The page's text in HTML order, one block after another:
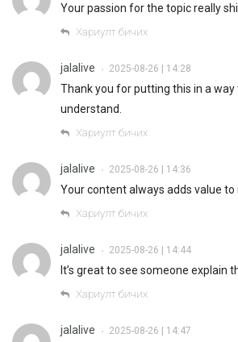
Your passion for the topic really
Хариулт бичих
jalalive • 2025-08-26 | 14:28
Thank you for putting this in a way
understand.
Хариулт бичих
jalalive • 2025-08-26 | 14:36
Your content always adds value to
Хариулт бичих
jalalive • 2025-08-26 | 14:44
It’s great to see someone explain
Хариулт бичих
jalalive • 2025-08-26 | 14:47